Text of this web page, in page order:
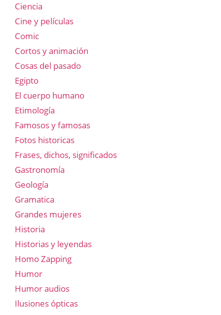
Ciencia
Cine y películas
Comic
Cortos y animación
Cosas del pasado
Egipto
El cuerpo humano
Etimología
Famosos y famosas
Fotos historicas
Frases, dichos, significados
Gastronomía
Geología
Gramatica
Grandes mujeres
Historia
Historias y leyendas
Homo Zapping
Humor
Humor audios
Ilusiones ópticas